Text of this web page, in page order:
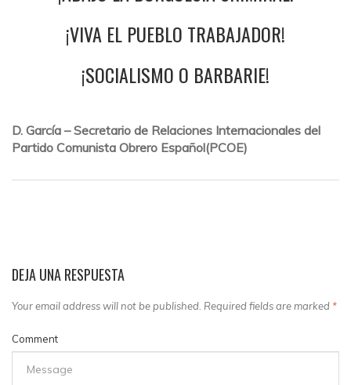
¡VIVA EL PUEBLO TRABAJADOR!
¡SOCIALISMO O BARBARIE!
D. García – Secretario de Relaciones Internacionales del
Partido Comunista Obrero Español(PCOE)
DEJA UNA RESPUESTA
Your email address will not be published. Required fields are marked *
Comment